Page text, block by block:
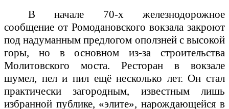
В начале 70-х железнодорожное
сообщение от Ромодановского вокзала закроют
под надуманным предлогом оползней с высокой
горы, но в основном из-за строительства
Молитовского моста. Ресторан в вокзале
шумел, пел и пил ещё несколько лет. Он стал
практически загородным, известным лишь
избранной публике, «элите», нарождающейся в